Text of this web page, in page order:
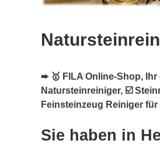
➨ 🥇 FILA Online-Shop,
Natursteinreiniger, ☑️
Feinsteinzeug Reiniger
Sie haben in